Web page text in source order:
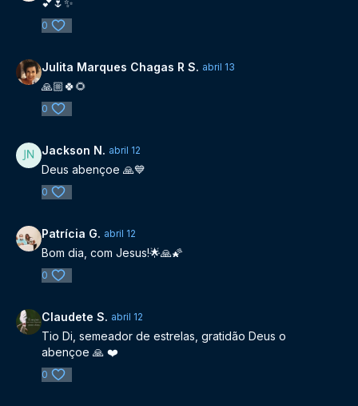
💕🌷✨
0
Julita Marques Chagas R S. abril 13
🙏🏼🍀🌻
0
Jackson N. abril 12
Deus abençoe 🙏💙
0
Patrícia G. abril 12
Bom dia, com Jesus!🌟🙏🌠
0
Claudete S. abril 12
Tio Di, semeador de estrelas, gratidão Deus o
abençoe 🙏 ❤️
0